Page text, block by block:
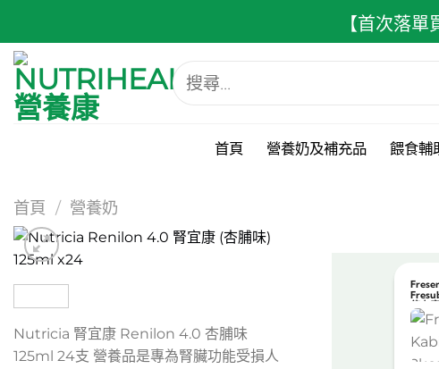
【首次落單
搜
尋
首頁 營養奶及補充品 餵食輔
首頁 / 營養奶
Nutricia 腎宜康 Renilon 4.0 杏脯味
125ml 24支 營養品是專為腎臟功能受損人
JMS
食奶